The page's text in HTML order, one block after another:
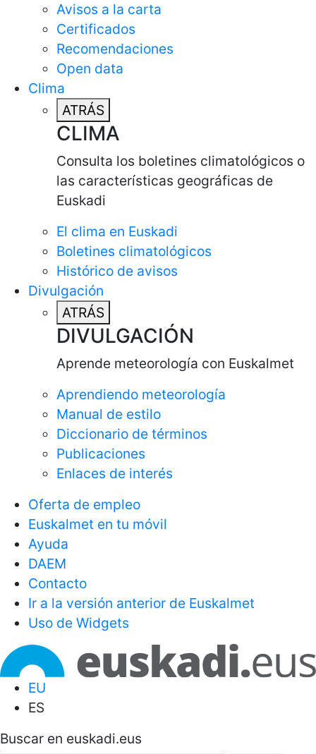
Avisos a la carta
Certificados
Recomendaciones
Open data
Clima
ATRÁS
CLIMA
Consulta los boletines climatológicos o
las características geográficas de
Euskadi
El clima en Euskadi
Boletines climatológicos
Histórico de avisos
Divulgación
ATRÁS
DIVULGACIÓN
Aprende meteorología con Euskalmet
Aprendiendo meteorología
Manual de estilo
Diccionario de términos
Publicaciones
Enlaces de interés
Oferta de empleo
Euskalmet en tu móvil
Ayuda
DAEM
Contacto
Ir a la versión anterior de Euskalmet
Uso de Widgets
EU
ES
Buscar en euskadi.eus